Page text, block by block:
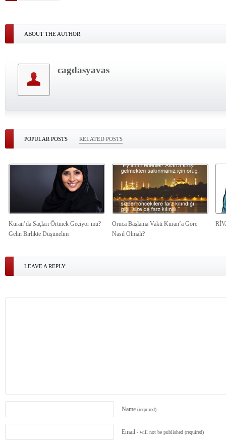
ABOUT THE AUTHOR
cagdasyavas
POPULAR POSTS RELATED POSTS
Kuran’da Saçları Örtmek Geçiyor mu?
Gelin Birlikte Düşünelim
Oruca Başlama Vakti Kuran’a Göre
Nasıl Olmalı?
LEAVE A REPLY
Name (required)
Email - will not be published (required)